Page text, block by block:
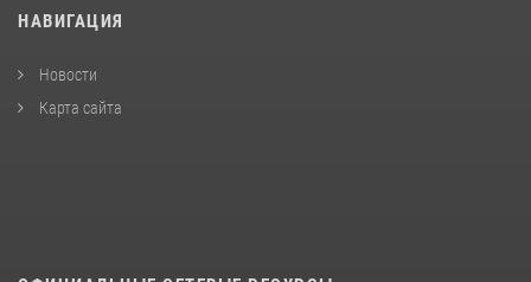
НАВИГАЦИЯ
Новости
Карта сайта